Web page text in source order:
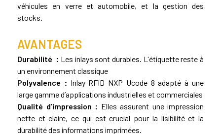
véhicules en verre et automobile, et la gestion des
stocks.
AVANTAGES
Durabilité : Les inlays sont durables. L'étiquette reste à
un environnement classique
Polyvalence : Inlay RFID NXP Ucode 8 adapté à une
large gamme d’applications industrielles et commerciales
Qualité d’impression : Elles assurent une impression
nette et claire, ce qui est crucial pour la lisibilité et la
durabilité des informations imprimées.